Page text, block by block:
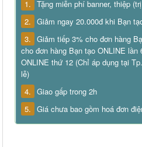
1. Tặng miễn phí banner, thiệp
2. Giảm ngay 20.000đ khi Bạn
3. Giảm tiếp 3% cho đơn hàng
cho đơn hàng Bạn tạo ONLINE
ONLINE thứ 12 (Chỉ áp dụng tại
lễ)
4. Giao gấp trong 2h
5. Giá chưa bao gồm hoá đơn